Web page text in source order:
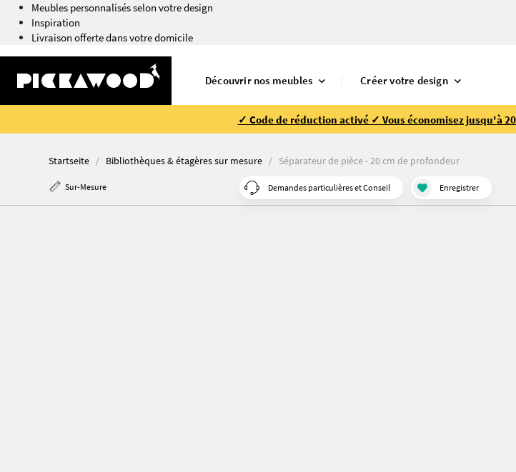
Meubles personnalisés selon votre design
Inspiration
Livraison offerte dans votre domicile
Découvrir nos meubles Créer votre design
✓ Code de réduction activé ✓ Vous économisez jusqu'à
Startseite Bibliothèques & étagères sur mesure Séparateur de pièce - 20 cm de profondeur
Sur-Mesure Demandes particulières et Conseil Enregistrer